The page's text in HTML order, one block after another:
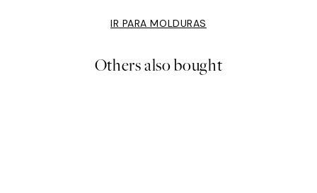
IR PARA MOLDURAS
Others also bought